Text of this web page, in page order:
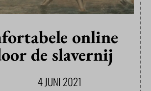
online
de slavernij
4 JUNI 2021